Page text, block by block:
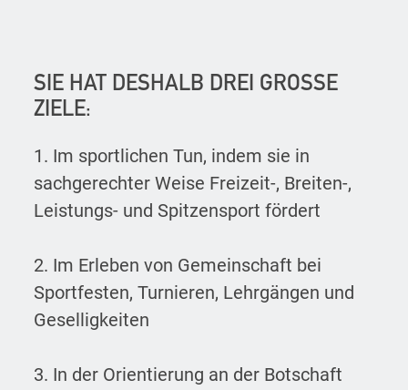
SIE HAT DESHALB DREI GROSSE Z
IELE:
1. Im sportlichen Tun, indem sie in
sachgerechter Weise Freizeit-, Breiten-,
Leistungs- und Spitzensport fördert
2. Im Erleben von Gemeinschaft bei
Sportfesten, Turnieren, Lehrgängen und
Geselligkeiten
3. In der Orientierung an der Botschaft